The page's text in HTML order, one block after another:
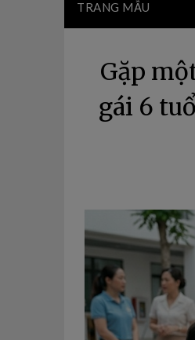
TRANG MẪU
Gặp
gái 6